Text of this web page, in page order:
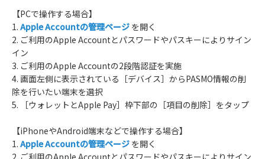
【PCで操作する場合】
1. Apple Accountの管理ページ を開く
2. ご利用のApple Accountとパスワードやパスキーによりサイン
イン
3. ご利用のApple Accountの2段階認証を実施
4. 画面左側に表示されている［デバイス］からPASMO情報の削
除を行いたい端末を選択
5. ［ウォレットとApple Pay］枠下部の［項目の削除］をタップ
【iPhoneやAndroid端末などで操作する場合】
1. Apple Accountの管理ページ を開く
2. ご利用のApple Accountとパスワードやパスキーによりサイン